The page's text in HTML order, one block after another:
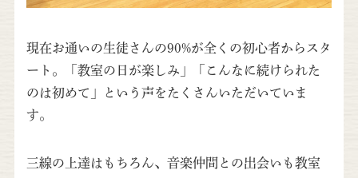
現在お通いの生徒さんの90%が全くの初心者からスタ
ート。「教室の日が楽しみ」「こんなに続けられた
のは初めて」という声をたくさんいただいていま
す。
三線の上達はもちろん、音楽仲間との出会いも教室